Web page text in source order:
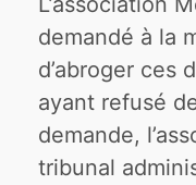
demandé à la
d’abroger ces
ayant refusé
demande,
tribunal